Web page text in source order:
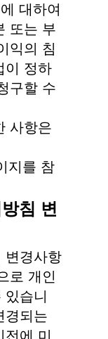
대하여
또는 부
익의 침
이 정하
구할 수
사항은
지를 참
침 변
변경사항
로 개인
습니
경되는
에 미